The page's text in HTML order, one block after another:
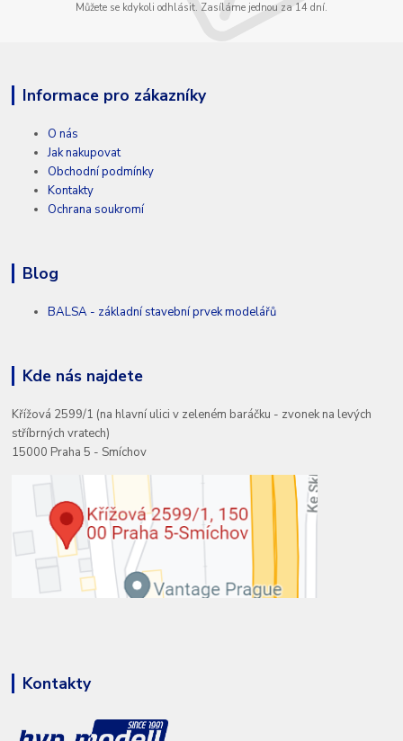
Můžete se kdykoli odhlásit. Zasíláme jednou za 14 dní.
Informace pro zákazníky
O nás
Jak nakupovat
Obchodní podmínky
Kontakty
Ochrana soukromí
Blog
BALSA - základní stavební prvek modelářů
Kde nás najdete
Křížová 2599/1 (na hlavní ulici v zeleném baráčku - zvonek na levých
stříbrných vratech)
15000 Praha 5 - Smíchov
Kontakty